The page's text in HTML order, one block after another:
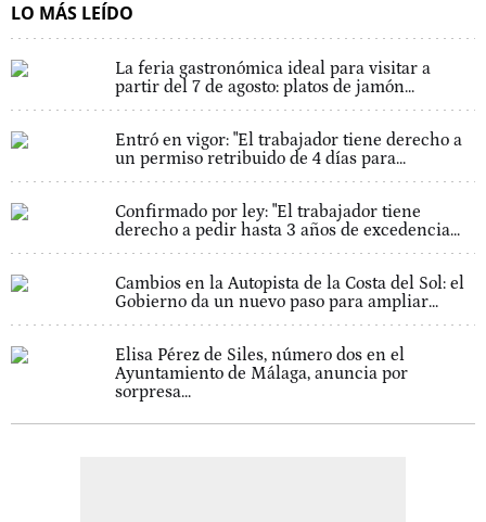
LO MÁS LEÍDO
La feria gastronómica ideal para visitar a
partir del 7 de agosto: platos de jamón...
Entró en vigor: "El trabajador tiene derecho a
un permiso retribuido de 4 días para...
Confirmado por ley: "El trabajador tiene
derecho a pedir hasta 3 años de excedencia...
Cambios en la Autopista de la Costa del Sol: el
Gobierno da un nuevo paso para ampliar...
Elisa Pérez de Siles, número dos en el
Ayuntamiento de Málaga, anuncia por
sorpresa...